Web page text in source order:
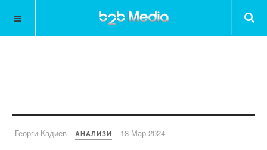
Георги Кадиев АНАЛИЗИ 18 Мар 2024